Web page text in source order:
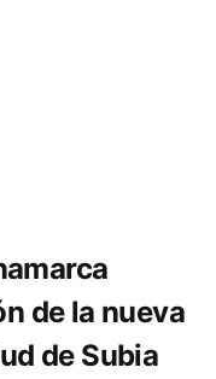
de la nueva
de Subia